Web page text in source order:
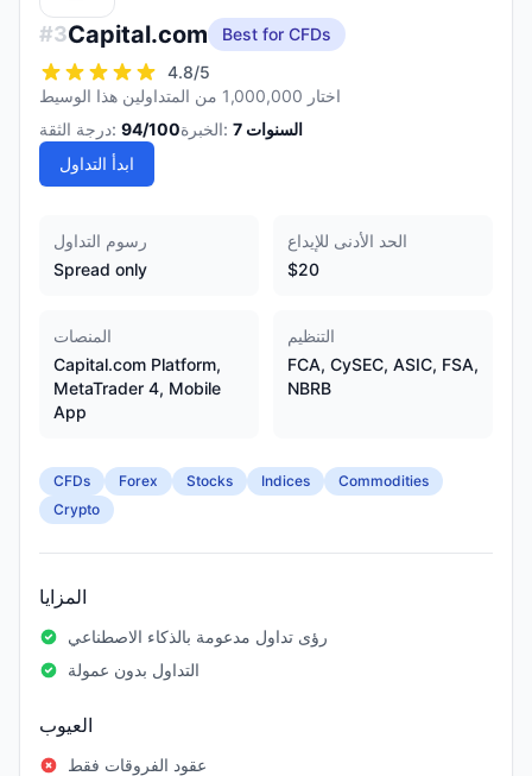
#3Capital.com
Best for CFDs
4.8/5
اختار 1,000,000 من المتداولين هذا الوسيط
درجة الثقة: 94/100 الخبرة: 7 السنوات
ابدأ التداول
رسوم التداول
Spread only
الحد الأدنى للإيداع
$20
المنصات
Capital.com Platform,
MetaTrader 4, Mobile
App
التنظيم
FCA, CySEC, ASIC, FSA,
NBRB
CFDs Forex Stocks Indices
Commodities
Crypto
المزايا
رؤى تداول مدعومة بالذكاء الاصطناعي
التداول بدون عمولة
العيوب
عقود الفروقات فقط